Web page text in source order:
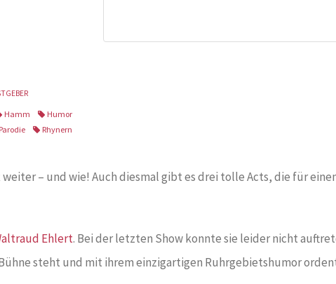
Hamm
Humor
Parodie
Rhynern
– und wie! Auch diesmal gibt es drei tolle Acts, die für
Ehlert. Bei der letzten Show konnte sie leider nicht
steht und mit ihrem einzigartigen Ruhrgebietshumor